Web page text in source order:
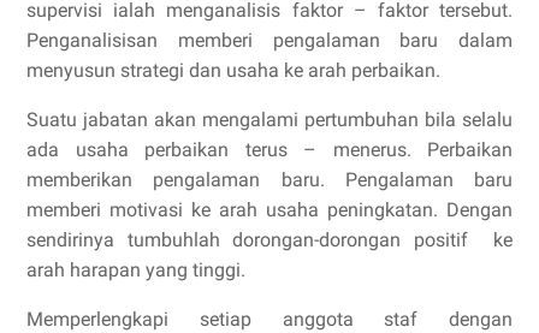
supervisi ialah menganalisis faktor – faktor tersebut.
Penganalisisan memberi pengalaman baru dalam
menyusun strategi dan usaha ke arah perbaikan.
Suatu jabatan akan mengalami pertumbuhan bila selalu
ada usaha perbaikan terus – menerus. Perbaikan
memberikan pengalaman baru. Pengalaman baru
memberi motivasi ke arah usaha peningkatan. Dengan
sendirinya tumbuhlah dorongan-dorongan positif ke
arah harapan yang tinggi.
Memperlengkapi setiap anggota staf dengan